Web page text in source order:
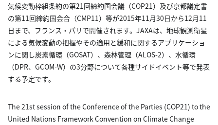
気候変動枠組条約の第21回締約国会議（COP21）及び京都議定書
の第11回締約国会合（CMP11）等が2015年11月30日から12月11
日まで、フランス・パリで開催されます。JAXAは、地球観測衛星
による気候変動の把握やその適用と緩和に関するアプリケーショ
ンに関し炭素循環（GOSAT）、森林管理（ALOS-2）、水循環
（DPR、GCOM-W）の3分野について各種サイドイベント等で発表
する予定です。
The 21st session of the Conference of the Parties (COP21) to the
United Nations Framework Convention on Climate Change